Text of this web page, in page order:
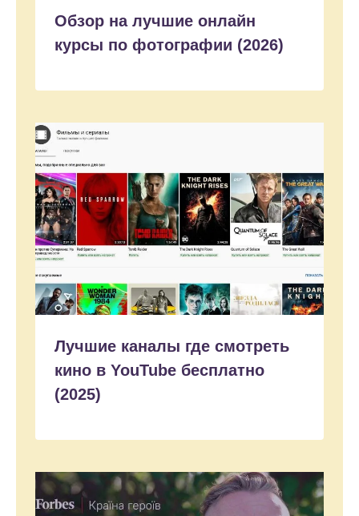
Обзор на лучшие онлайн
курсы по фотографии (2026)
Лучшие каналы где смотреть
кино в YouTube бесплатно
(2025)